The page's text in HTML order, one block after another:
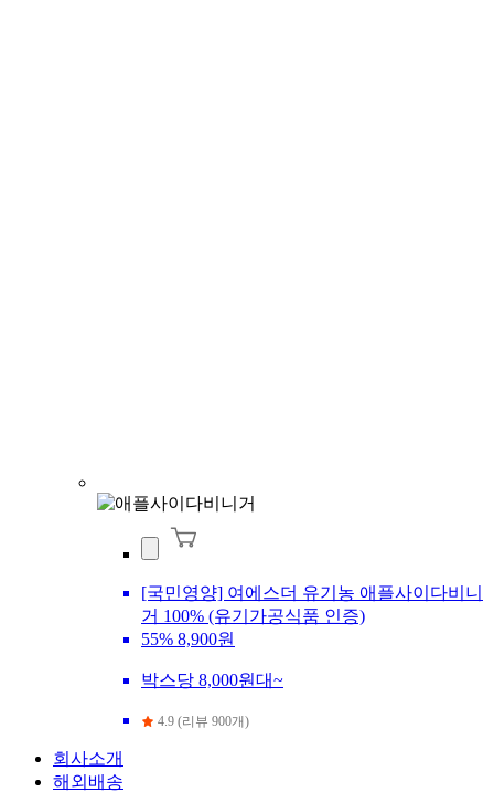
[국민영양] 여에스더 유기농 애플사이다비니
거 100% (유기가공식품 인증)
55% 8,900원
박스당 8,000원대~
4.9 (리뷰 900개)
회사소개
해외배송